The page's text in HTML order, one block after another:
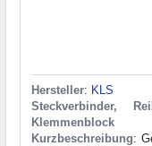
Hersteller: KLS
Steckverbinder,
Klemmenblock
Kurzbeschreibung: